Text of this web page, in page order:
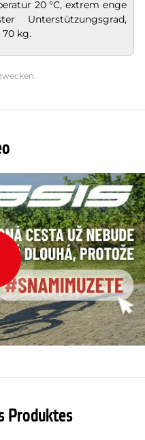
20 °C, extrem enge
Unterstützungsgrad,
kg.
Produktes